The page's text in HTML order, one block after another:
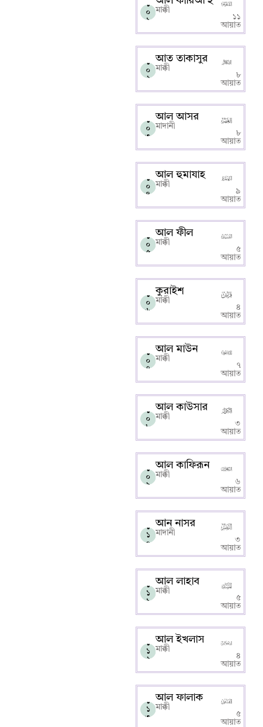
১
০
১
মাক্কী
১১
আয়াত
১
০
২
আত তাকাসুর
মাক্কী
৮
আয়াত
১
০
৩
আল আসর
মাদানী
৮
আয়াত
১
০
৪
আল হুমাযাহ
মাক্কী
৯
আয়াত
১
০
৫
আল ফীল
মাক্কী
৫
আয়াত
১
০
৬
কুরাইশ
মাক্কী
৪
আয়াত
১
০
৭
আল মাউন
মাক্কী
৭
আয়াত
১
০
৮
আল কাউসার
মাক্কী
৩
আয়াত
১
০
৯
আল কাফিরূন
মাক্কী
৬
আয়াত
১
১
০
আন নাসর
মাদানী
৩
আয়াত
১
১
১
আল লাহাব
মাক্কী
৫
আয়াত
১
১
২
আল ইখলাস
মাক্কী
৪
আয়াত
১
১
৩
আল ফালাক
মাক্কী
৫
আয়াত